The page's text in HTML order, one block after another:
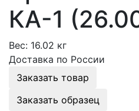
КА-1
Вес: 16.02 кг
Доставка по России
Заказать товар
Заказать образец